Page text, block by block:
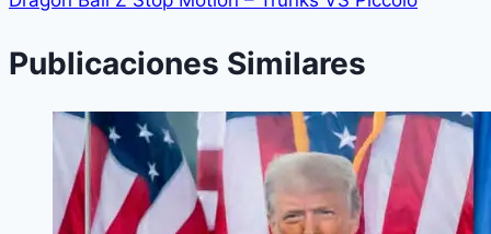
Publicaciones Similares